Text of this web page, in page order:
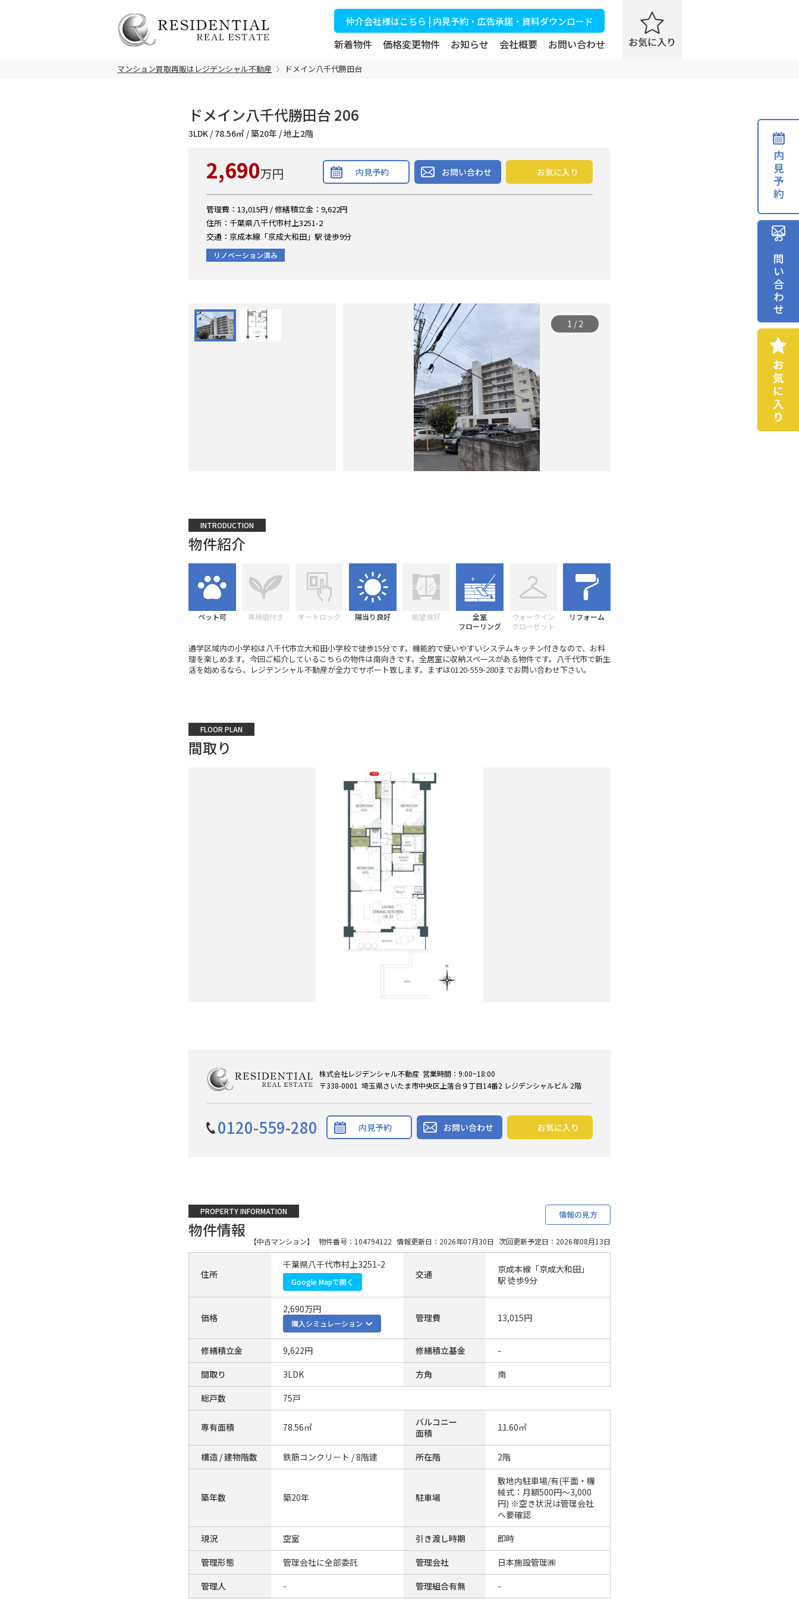
仲介会社様はこちら | 内見予約・広告承諾・資料ダウンロード
新着物件 価格変更物件 お知らせ 会社概要 お問い合わせ
マンション買取再販はレジデンシャル不動産 ドメイン八千代勝田台
ドメイン八千代勝田台 206
3LDK / 78.56㎡ / 築20年 / 地上2階
2,690万円 内見予約 お問い合わせ お気に入り
管理費：13,015円 / 修繕積立金：9,622円
住所：千葉県八千代市村上3251-2
交通：京成本線「京成大和田」駅 徒歩9分
リノベーション済み
1 / 2
INTRODUCTION
物件紹介
ペット可 専用庭付き オートロック 陽当り良好 眺望良好
全室
フローリング
ウォークイン
クローゼット
リフォーム
通学区域内の小学校は八千代市立大和田小学校で徒歩15分です。機能的で使いやすいシステムキッチン付きなので、お料
理を楽しめます。今回ご紹介しているこちらの物件は南向きです。全居室に収納スペースがある物件です。八千代市で新生
活を始めるなら、レジデンシャル不動産が全力でサポート致します。まずは0120-559-280までお問い合わせ下さい。
FLOOR PLAN
間取り
株式会社レジデンシャル不動産 営業時間：9:00~18:00
〒338-0001 埼玉県さいたま市中央区上落合９丁目14番2 レジデンシャルビル 2階
0120-559-280 内見予約 お問い合わせ お気に入り
PROPERTY INFORMATION
物件情報
情報の見方
【中古マンション】 物件番号：104794122 情報更新日：2026年07月30日 次回更新予定日：2026年08月13日
住所
千葉県八千代市村上3251-2
Google Mapで開く
交通
京成本線「京成大和田」
駅 徒歩9分
価格
2,690万円
購入シミュレーション 管理費 13,015円
修繕積立金 9,622円 修繕積立基金
-
間取り
3LDK 方角
南
総戸数
75戸
専有面積 78.56㎡
バルコニー
面積
11.60㎡
構造 / 建物階数 鉄筋コンクリート / 8階建 所在階 2階
築年数 築20年 駐車場
敷地内駐車場/有(平面・機
械式：月額500円～3,000
円) ※空き状況は管理会社
へ要確認
現況
空室 引き渡し時期
即時
管理形態
管理会社に全部委託 管理会社
日本施設管理㈱
管理人
- 管理組合有無
-
内見予約
お問い合わせ